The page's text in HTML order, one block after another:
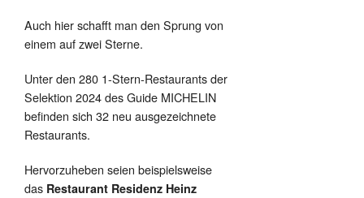
Auch hier schafft man den Sprung von
einem auf zwei Sterne.
Unter den 280 1-Stern-Restaurants der
Selektion 2024 des Guide MICHELIN
befinden sich 32 neu ausgezeichnete
Restaurants.
Hervorzuheben seien beispielsweise
das Restaurant Residenz Heinz